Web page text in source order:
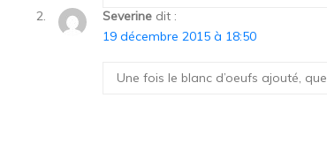
Severine dit :
19 décembre 2015 à 18:50
Une fois le blanc d’oeufs ajouté,